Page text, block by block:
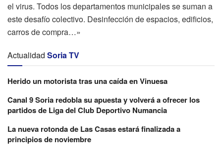
el virus. Todos los departamentos municipales se suman a
este desafío colectivo. Desinfección de espacios, edificios,
carros de compra…»
Actualidad Soria TV
Herido un motorista tras una caída en Vinuesa
Canal 9 Soria redobla su apuesta y volverá a ofrecer los
partidos de Liga del Club Deportivo Numancia
La nueva rotonda de Las Casas estará finalizada a
principios de noviembre